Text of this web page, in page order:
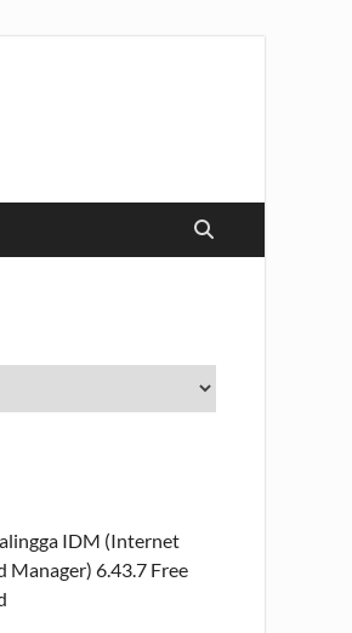
IDM (Internet
Manager) 6.43.7 Free